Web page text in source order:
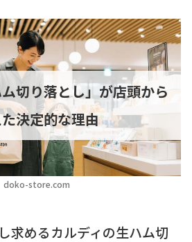
doko-store.com
切り落とし」が店頭から
決定的な理由
求めるカルディの生ハム切